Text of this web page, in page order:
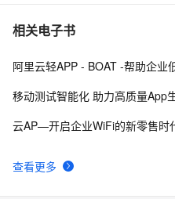
10
相关电子书
查看更多
阿里云轻APP - BOAT -帮助企业
移动测试智能化 助力高质量App
云AP—开启企业WiFi的新零售时